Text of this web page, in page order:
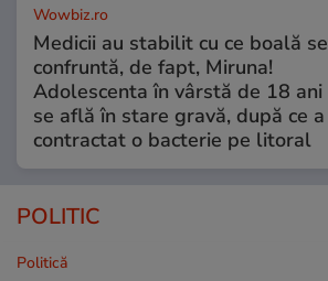
Wowbiz.ro
Medicii au stabilit cu ce boală se
confruntă, de fapt, Miruna!
Adolescenta în vârstă de 18 ani
se află în stare gravă, după ce a
contractat o bacterie pe litoral
POLITIC
Politică